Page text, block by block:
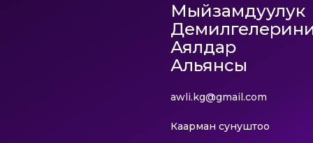
Мыйзамдуулук
Аялдар
Альянсы
awli.kg@gmail.com
Каарман сунуштоо